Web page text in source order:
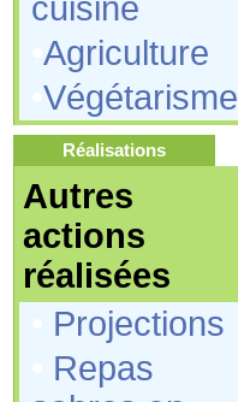
cuisine
Agriculture
Végétarisme
Réalisations
Autres
actions
réalisées
Projections
Repas